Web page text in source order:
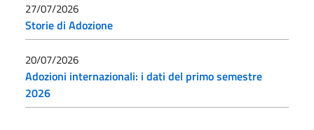
27/07/2026
Storie di Adozione
20/07/2026
Adozioni internazionali: i dati del primo semestre
2026